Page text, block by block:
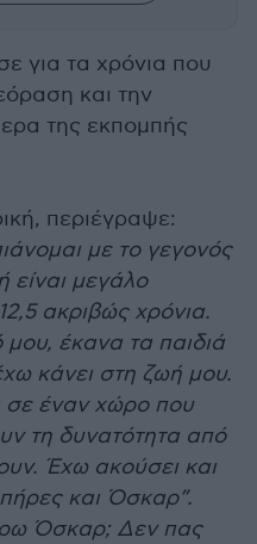
για τα χρόνια που
και την
της εκπομπής
περιέγραψε:
με το γεγονός
είναι μεγάλο
ακριβώς χρόνια.
έκανα τα παιδιά
κάνει στη ζωή μου.
σε έναν χώρο που
τη δυνατότητα από
Έχω ακούσει και
και Όσκαρ”.
Όσκαρ; Δεν πας